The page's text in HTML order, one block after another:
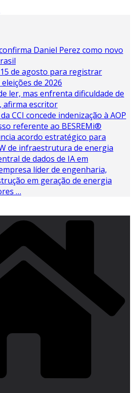
Daniel Perez como novo
de agosto para registrar
de 2026
ler, mas enfrenta dificuldade de
afirma escritor
CCI concede indenização à AOP
referente ao BESREMi®
acordo estratégico para
de infraestrutura de energia
de dados de IA em
líder de engenharia,
em geração de energia
…